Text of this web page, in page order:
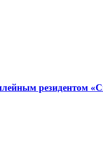
резидентом